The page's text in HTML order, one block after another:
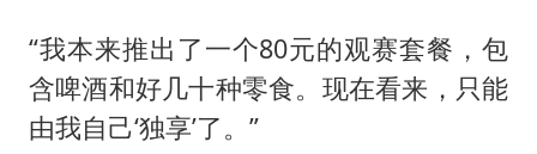
“我本来推出了一个80元的观赛套餐，包
含啤酒和好几十种零食。现在看来，只能
由我自己‘独享’了。”